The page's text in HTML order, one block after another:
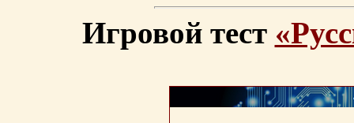
Игровой тест